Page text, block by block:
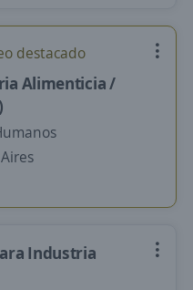
destacado
Alimenticia /
Industria